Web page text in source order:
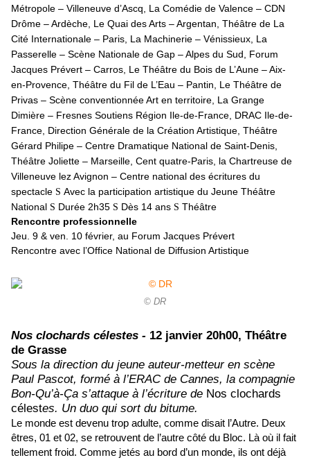
Métropole – Villeneuve d’Ascq, La Comédie de Valence – CDN
Drôme – Ardèche, Le Quai des Arts – Argentan, Théâtre de La
Cité Internationale – Paris, La Machinerie – Vénissieux, La
Passerelle – Scène Nationale de Gap – Alpes du Sud, Forum
Jacques Prévert – Carros, Le Théâtre du Bois de L’Aune – Aix-
en-Provence, Théâtre du Fil de L’Eau – Pantin, Le Théâtre de
Privas – Scène conventionnée Art en territoire, La Grange
Dimière – Fresnes Soutiens Région Ile-de-France, DRAC Ile-de-
France, Direction Générale de la Création Artistique, Théâtre
Gérard Philipe – Centre Dramatique National de Saint-Denis,
Théâtre Joliette – Marseille, Cent quatre-Paris, la Chartreuse de
Villeneuve lez Avignon – Centre national des écritures du
spectacle S Avec la participation artistique du Jeune Théâtre
National S Durée 2h35 S Dès 14 ans S Théâtre
Rencontre professionnelle
Jeu. 9 & ven. 10 février, au Forum Jacques Prévert
Rencontre avec l’Office National de Diffusion Artistique
© DR
Nos clochards célestes - 12 janvier 20h00, Théâtre
de Grasse
Sous la direction du jeune auteur-metteur en scène
Paul Pascot, formé à l’ERAC de Cannes, la compagnie
Bon-Qu’à-Ça s’attaque à l’écriture de Nos clochards
célestes. Un duo qui sort du bitume.
Le monde est devenu trop adulte, comme disait l’Autre. Deux
êtres, 01 et 02, se retrouvent de l’autre côté du Bloc. Là où il fait
tellement froid. Comme jetés au bord d’un monde, ils ont déjà